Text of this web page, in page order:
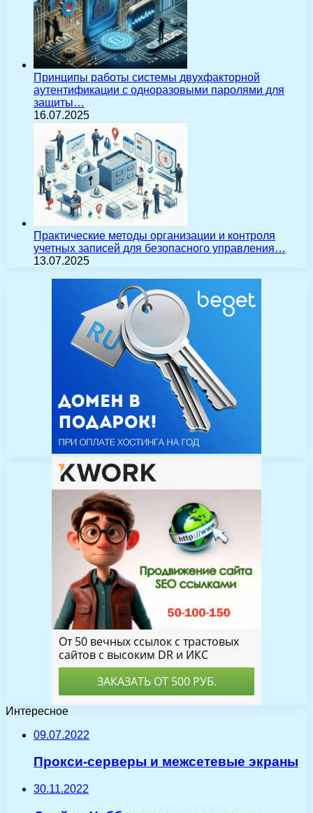
Принципы работы системы двухфакторной
аутентификации с одноразовыми паролями для
защиты…
16.07.2025
Практические методы организации и контроля
учетных записей для безопасного управления…
13.07.2025
Интересное
09.07.2022
Прокси-серверы и межсетевые экраны
30.11.2022